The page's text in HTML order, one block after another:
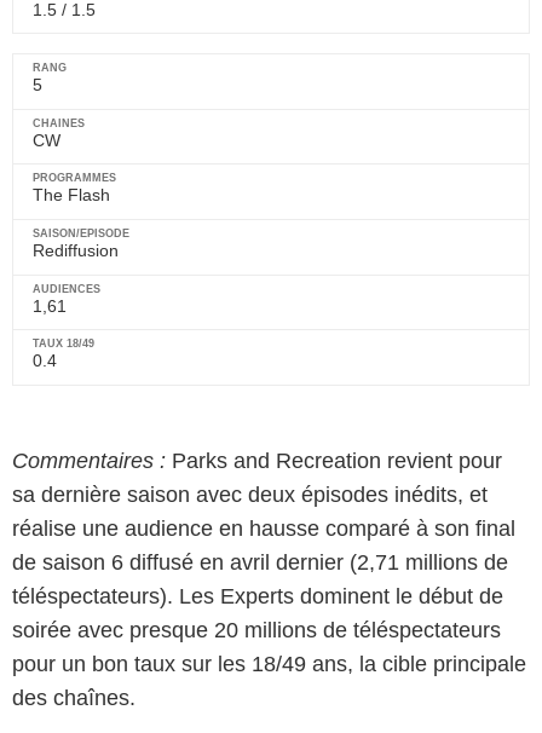
1.5 / 1.5
5
CW
The Flash
Rediffusion
1,61
0.4
Commentaires : Parks and Recreation revient pour
sa dernière saison avec deux épisodes inédits, et
réalise une audience en hausse comparé à son final
de saison 6 diffusé en avril dernier (2,71 millions de
téléspectateurs). Les Experts dominent le début de
soirée avec presque 20 millions de téléspectateurs
pour un bon taux sur les 18/49 ans, la cible principale
des chaînes.